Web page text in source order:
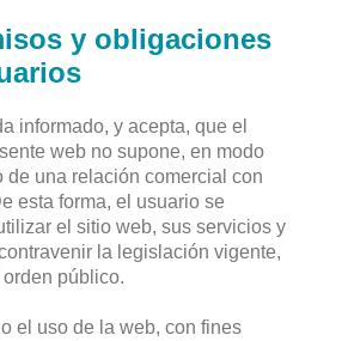
y obligaciones
informado, y acepta, que el
web no supone, en modo
de una relación comercial con
esta forma, el usuario se
el sitio web, sus servicios y
la legislación vigente,
orden público.
el uso de la web, con fines